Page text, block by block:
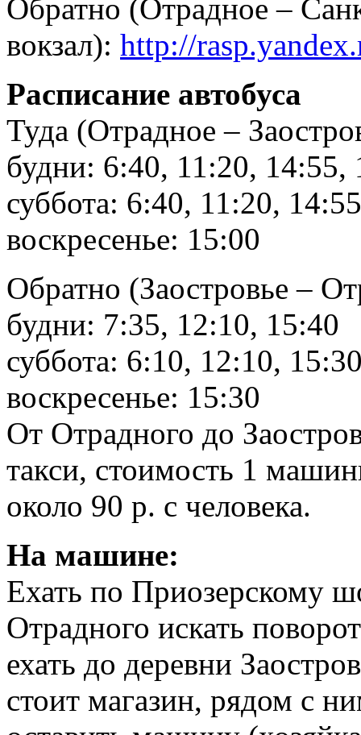
Обратно (Отрадное –
вокзал): http://
Расписание автобуса
Туда (Отрадное –
будни: 6:40, 11:20, 14:55,
суббота: 6:40, 11:20, 14:55
воскресенье: 15:00
Обратно (Заостровье –
будни: 7:35, 12:10, 15:40
суббота: 6:10, 12:10,
воскресенье: 15:30
От Отрадного до
такси, стоимость 1
около 90 р. с человека.
На машине:
Ехать по Приозерскому
Отрадного искать
ехать до деревни
стоит магазин, рядом с